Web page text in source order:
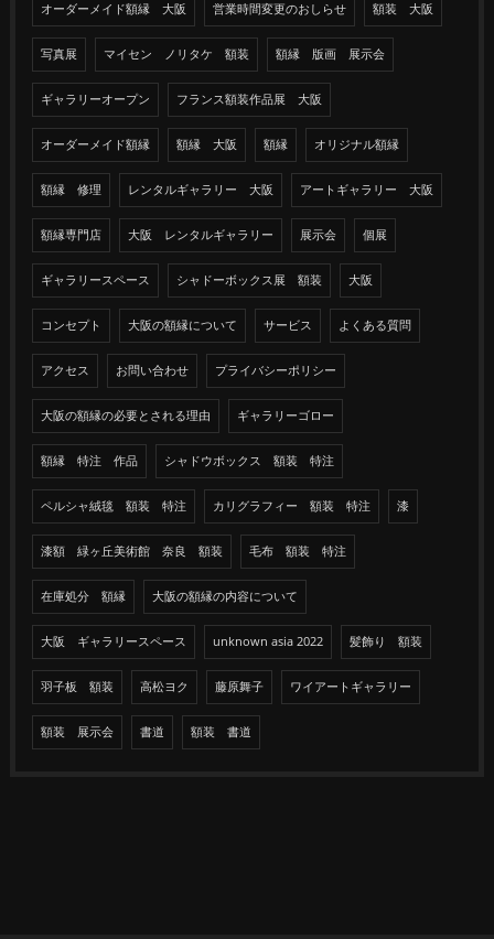
オーダーメイド額縁 大阪 営業時間変更のおしらせ 額装 大阪
写真展 マイセン ノリタケ 額装 額縁 版画 展示会
ギャラリーオープン フランス額装作品展 大阪
オーダーメイド額縁 額縁 大阪 額縁 オリジナル額縁
額縁 修理 レンタルギャラリー 大阪 アートギャラリー 大阪
額縁専門店 大阪 レンタルギャラリー 展示会 個展
ギャラリースペース シャドーボックス展 額装 大阪
コンセプト 大阪の額縁について サービス よくある質問
アクセス お問い合わせ プライバシーポリシー
大阪の額縁の必要とされる理由 ギャラリーゴロー
額縁 特注 作品 シャドウボックス 額装 特注
ペルシャ絨毯 額装 特注 カリグラフィー 額装 特注 漆
漆額 緑ヶ丘美術館 奈良 額装 毛布 額装 特注
在庫処分 額縁 大阪の額縁の内容について
大阪 ギャラリースペース unknown asia 2022 髪飾り 額装
羽子板 額装 高松ヨク 藤原舞子 ワイアートギャラリー
額装 展示会 書道 額装 書道